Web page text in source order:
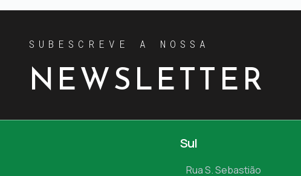
SUBESCREVE A NOSSA
NEWSLETTER
Sul
Rua S. Sebastião